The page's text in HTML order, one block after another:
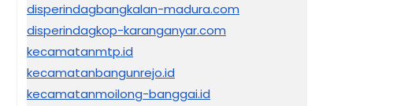
disperindagbangkalan-madura.com
disperindagkop-karanganyar.com
kecamatanmtp.id
kecamatanbangunrejo.id
kecamatanmoilong-banggai.id